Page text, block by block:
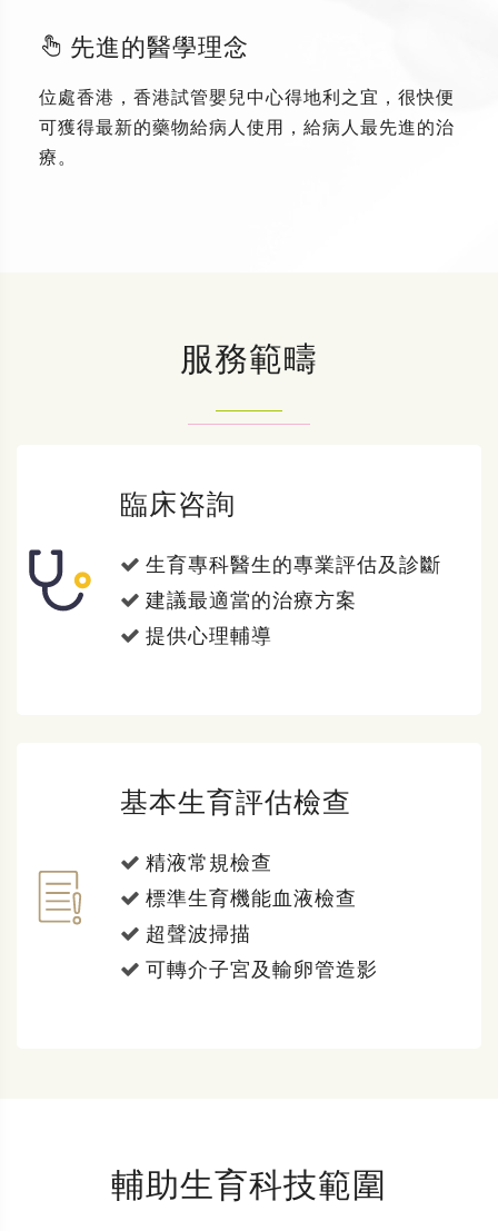
先進的醫學理念
位處香港，香港試管嬰兒中心得地利之宜，很快便
可獲得最新的藥物給病人使用，給病人最先進的治
療。
服務範疇
臨床咨詢
生育專科醫生的專業評估及診斷
建議最適當的治療方案
提供心理輔導
基本生育評估檢查
精液常規檢查
標準生育機能血液檢查
超聲波掃描
可轉介子宮及輸卵管造影
輔助生育科技範圍